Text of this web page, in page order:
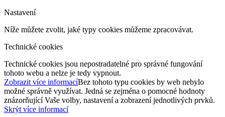
Nastavení
Níže můžete zvolit, jaké typy cookies můžeme zpracovávat.
Technické cookies
Technické cookies jsou nepostradatelné pro správné fungování
tohoto webu a nelze je tedy vypnout.
Zobrazit více informacíBez tohoto typu cookies by web nebylo
možné správně využívat. Jedná se zejména o pomocné hodnoty
znázorňující Vaše volby, nastavení a zobrazení jednotlivých prvků.
Skrýt více informací